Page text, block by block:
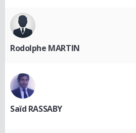
Rodolphe MARTIN
Saïd RASSABY